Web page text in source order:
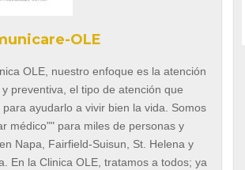
OLE
OLE, nuestro enfoque es la atención
preventiva, el tipo de atención que
para ayudarlo a vivir bien la vida. Somos
médico"" para miles de personas y
Napa, Fairfield-Suisun, St. Helena y
En la Clinica OLE, tratamos a todos; ya